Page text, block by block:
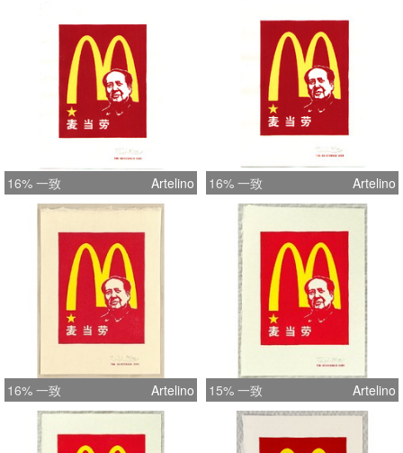
16% 一致 Artelino 16% 一致 Artelino
16% 一致 Artelino 15% 一致 Artelino